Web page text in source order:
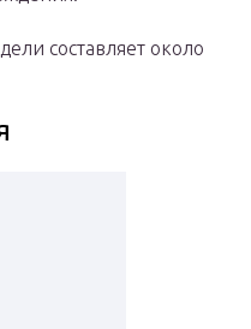
составляет около